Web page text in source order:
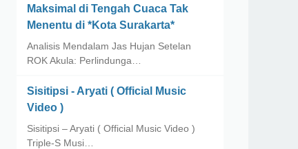
Maksimal di Tengah Cuaca Tak
Menentu di *Kota Surakarta*
Analisis Mendalam Jas Hujan Setelan
ROK Akula: Perlindunga…
Sisitipsi - Aryati ( Official Music
Video )
Sisitipsi – Aryati ( Official Music Video )
Triple-S Musi…